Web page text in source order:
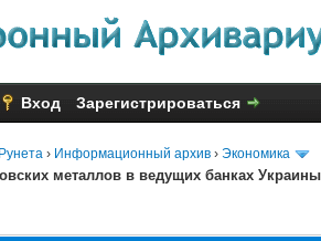
Вход Зарегистрироваться
› Информационный архив › Экономика
металлов в ведущих банках Украины